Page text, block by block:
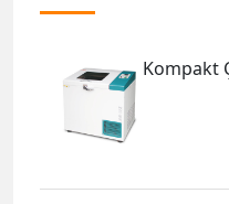
Kompakt